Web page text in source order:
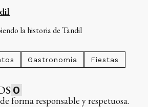
la historia de Tandil
Gastronomía Fiestas
0
forma responsable y respetuosa.